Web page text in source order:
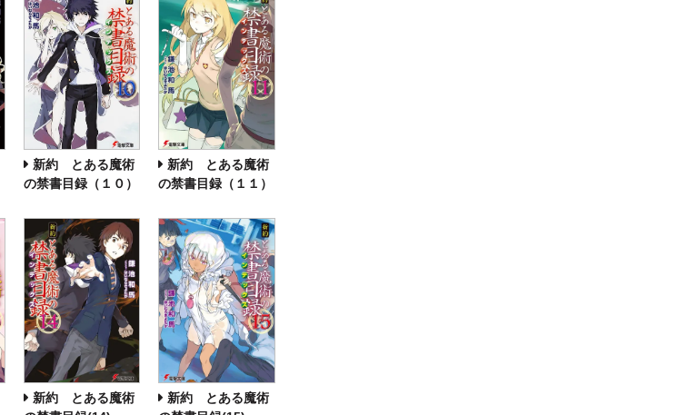
新約 とある魔術
の禁書目録（１０）
新約 とある魔術
の禁書目録（１１）
新約 とある魔術
新約 とある魔術